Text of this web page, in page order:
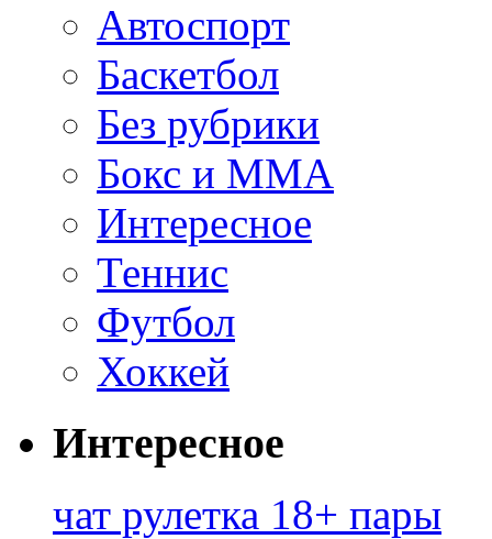
Автоспорт
Баскетбол
Без рубрики
Бокс и ММА
Интересное
Теннис
Футбол
Хоккей
Интересное
чат рулетка 18+ пары